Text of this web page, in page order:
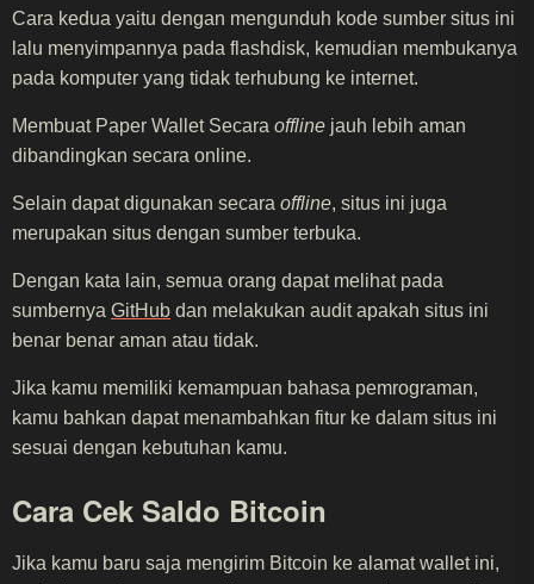
Cara kedua yaitu dengan mengunduh kode sumber situs ini
lalu menyimpannya pada flashdisk, kemudian membukanya
pada komputer yang tidak terhubung ke internet.
Membuat Paper Wallet Secara offline jauh lebih aman
dibandingkan secara online.
Selain dapat digunakan secara offline, situs ini juga
merupakan situs dengan sumber terbuka.
Dengan kata lain, semua orang dapat melihat pada
sumbernya GitHub dan melakukan audit apakah situs ini
benar benar aman atau tidak.
Jika kamu memiliki kemampuan bahasa pemrograman,
kamu bahkan dapat menambahkan fitur ke dalam situs ini
sesuai dengan kebutuhan kamu.
Cara Cek Saldo Bitcoin
Jika kamu baru saja mengirim Bitcoin ke alamat wallet ini,